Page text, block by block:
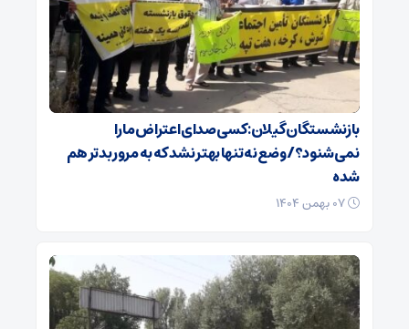
بازنشستگان گیلان: کسی صدای اعتراض ما را
نمی‌شنود؟/ وضع نه تنها بهتر نشد که به مرور بدتر هم
شده